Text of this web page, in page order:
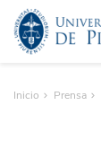
Inicio Prensa